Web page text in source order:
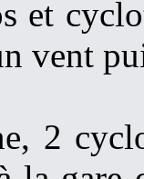
et
vent
2